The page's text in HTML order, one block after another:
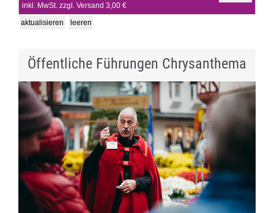
inkl. MwSt. zzgl. Versand 3,00 €
Öffentliche Führungen Chrysanthema